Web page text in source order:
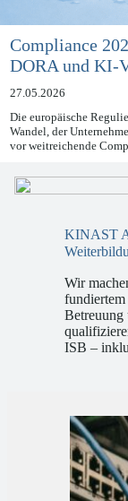
Compliance
DORA und KI-
27.05.2026
Die europäische
Wandel, der
KINAST
Wir
fundiertem
Betreuung